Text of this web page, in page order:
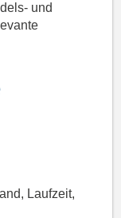
und
Laufzeit,